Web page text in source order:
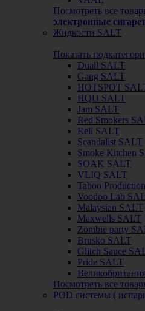
Посмотреть все
электронные
Жидкости SALT
Показать
Duall SALT
Gang SALT
HOTSPOT
HQD SALT
Jam SALT
Red Smokers
Rell SALT
Scandalist SALT
Smoke Kitchen
SOAK SALT
VLIQ SALT
Taboo
Voodoo Lab
Malaysian SALT
Maxwells SALT
Zombie party
Brusko SALT
Glitch Sauce
Pride SALT
Посмотреть все
POD системы (